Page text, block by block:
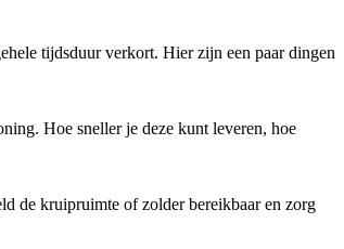
tijdsduur verkort. Hier zijn een paar dingen
Hoe sneller je deze kunt leveren, hoe
de kruipruimte of zolder bereikbaar en zorg